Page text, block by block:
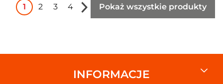
1 2 3 4 Pokaż wszystkie produkty
INFORMACJE